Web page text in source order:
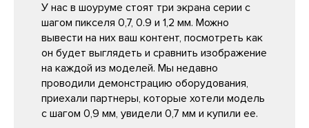
У нас в шоуруме стоят три экрана серии с
шагом пикселя 0,7, 0.9 и 1,2 мм. Можно
вывести на них ваш контент, посмотреть как
он будет выглядеть и сравнить изображение
на каждой из моделей. Мы недавно
проводили демонстрацию оборудования,
приехали партнеры, которые хотели модель
с шагом 0,9 мм, увидели 0,7 мм и купили ее.